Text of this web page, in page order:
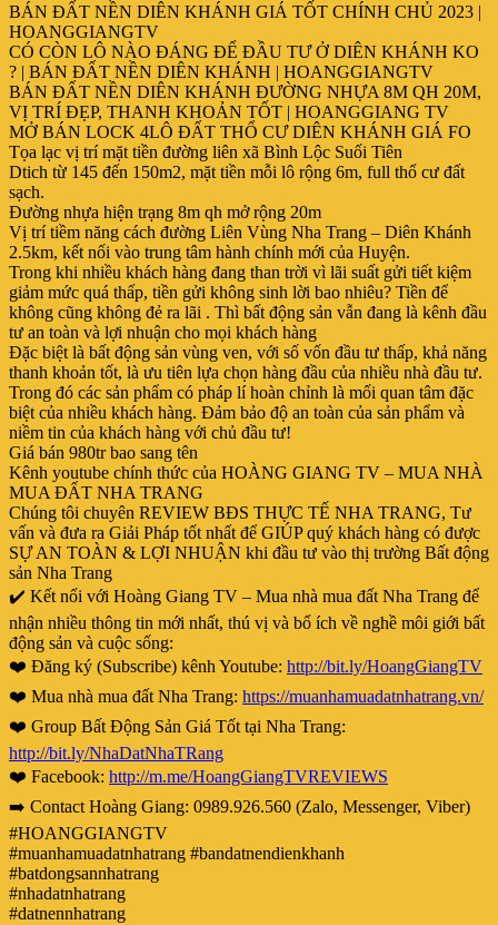
BÁN ĐẤT NỀN DIÊN KHÁNH GIÁ TỐT CHÍNH CHỦ 2023 |
HOANGGIANGTV
CÓ CÒN LÔ NÀO ĐÁNG ĐỂ ĐẦU TƯ Ở DIÊN KHÁNH KO
? | BÁN ĐẤT NỀN DIÊN KHÁNH | HOANGGIANGTV
BÁN ĐẤT NỀN DIÊN KHÁNH ĐƯỜNG NHỰA 8M QH 20M,
VỊ TRÍ ĐẸP, THANH KHOẢN TỐT | HOANGGIANG TV
MỞ BÁN LOCK 4LÔ ĐẤT THỔ CƯ DIÊN KHÁNH GIÁ FO
Tọa lạc vị trí mặt tiền đường liên xã Bình Lộc Suối Tiên
Dtich từ 145 đến 150m2, mặt tiền mỗi lô rộng 6m, full thổ cư đất
sạch.
Đường nhựa hiện trạng 8m qh mở rộng 20m
Vị trí tiềm năng cách đường Liên Vùng Nha Trang – Diên Khánh
2.5km, kết nối vào trung tâm hành chính mới của Huyện.
Trong khi nhiều khách hàng đang than trời vì lãi suất gửi tiết kiệm
giảm mức quá thấp, tiền gửi không sinh lời bao nhiêu? Tiền để
không cũng không đẻ ra lãi . Thì bất động sản vẫn đang là kênh đầu
tư an toàn và lợi nhuận cho mọi khách hàng
Đặc biệt là bất động sản vùng ven, với số vốn đầu tư thấp, khả năng
thanh khoản tốt, là ưu tiên lựa chọn hàng đầu của nhiều nhà đầu tư.
Trong đó các sản phẩm có pháp lí hoàn chỉnh là mối quan tâm đặc
biệt của nhiều khách hàng. Đảm bảo độ an toàn của sản phẩm và
niềm tin của khách hàng với chủ đầu tư!
Giá bán 980tr bao sang tên
Kênh youtube chính thức của HOÀNG GIANG TV – MUA NHÀ
MUA ĐẤT NHA TRANG
Chúng tôi chuyên REVIEW BĐS THỰC TẾ NHA TRANG, Tư
vấn và đưa ra Giải Pháp tốt nhất để GIÚP quý khách hàng có được
SỰ AN TOÀN & LỢI NHUẬN khi đầu tư vào thị trường Bất động
sản Nha Trang
✔️ Kết nối với Hoàng Giang TV – Mua nhà mua đất Nha Trang để
nhận nhiều thông tin mới nhất, thú vị và bổ ích về nghề môi giới bất
động sản và cuộc sống:
❤️ Đăng ký (Subscribe) kênh Youtube: http://bit.ly/HoangGiangTV
❤️ Mua nhà mua đất Nha Trang: https://muanhamuadatnhatrang.vn/
❤️ Group Bất Động Sản Giá Tốt tại Nha Trang:
http://bit.ly/NhaDatNhaTRang
❤️ Facebook: http://m.me/HoangGiangTVREVIEWS
➡️ Contact Hoàng Giang: 0989.926.560 (Zalo, Messenger, Viber)
#HOANGGIANGTV
#muanhamuadatnhatrang #bandatnendienkhanh
#batdongsannhatrang
#nhadatnhatrang
#datnennhatrang